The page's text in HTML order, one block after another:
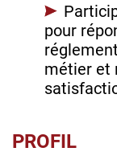
pour
métier et
PROFIL